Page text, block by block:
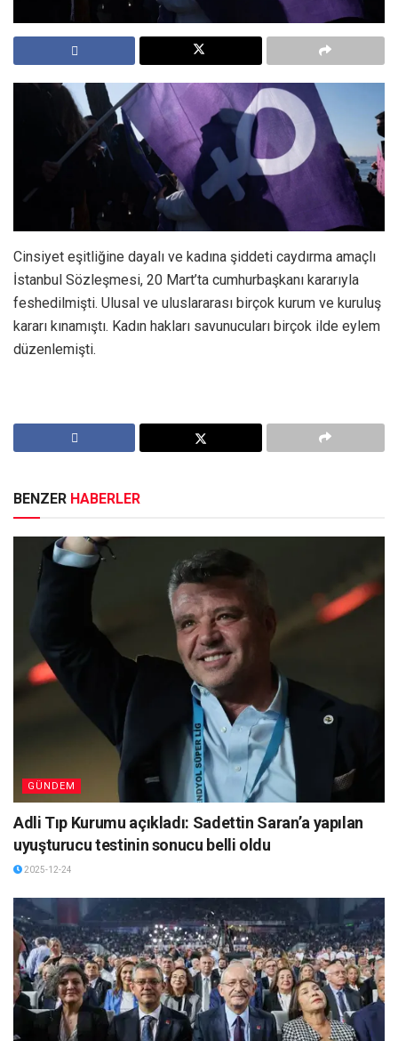
Cinsiyet eşitliğine dayalı ve kadına şiddeti caydırma amaçlı
İstanbul Sözleşmesi, 20 Mart’ta cumhurbaşkanı kararıyla
feshedilmişti. Ulusal ve uluslararası birçok kurum ve kuruluş
kararı kınamıştı. Kadın hakları savunucuları birçok ilde eylem
düzenlemişti.
BENZER HABERLER
GÜNDEM
Adli Tıp Kurumu açıkladı: Sadettin Saran’a yapılan
uyuşturucu testinin sonucu belli oldu
2025-12-24